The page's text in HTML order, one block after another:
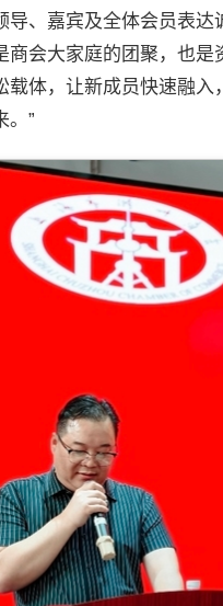
导、嘉宾及全体会员表达
商会大家庭的团聚，也
载体，让新成员快速融
。”